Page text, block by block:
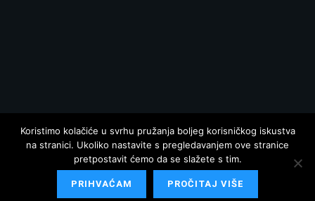
© 2025 Hrvatska danas
Koristimo kolačiće u svrhu pružanja boljeg korisničkog iskustva
na stranici. Ukoliko nastavite s pregledavanjem ove stranice
pretpostavit ćemo da se slažete s tim.
PRIHVAĆAM PROČITAJ VIŠE